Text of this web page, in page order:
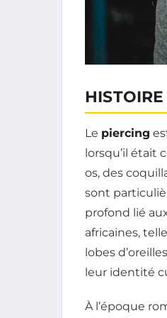
Le piercing
lorsqu’il était
os, des
sont
profond lié
africaines,
lobes
leur identité
À l’époque